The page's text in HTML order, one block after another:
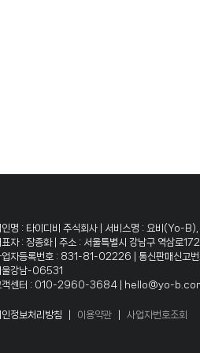
인명 : 타이디비 주식회사 | 서비스명 : 요비(Yo-
표자 : 장종화 | 주소 : 서울특별시 강남구 역삼로
업자등록번호 : 831-81-02226 | 통신판매신고
울강남-06531
객센터 : 010-2960-3684 | hello@yo-
인정보처리방침 이용약관 사업자번호조회